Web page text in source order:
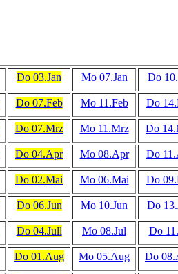
Do 03.Jan Mo 07.Jan Do
Do 07.Feb Mo 11.Feb Do
Do 07.Mrz Mo 11.Mrz Do
Do 04.Apr Mo 08.Apr Do
Do 02.Mai Mo 06.Mai Do
Do 06.Jun Mo 10.Jun Do
Do 04.Jull Mo 08.Jul Do
Do 01.Aug Mo 05.Aug Do